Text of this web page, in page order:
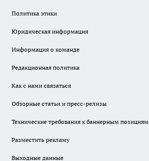
Политика этики
Юридическая информация
Информация о команде
Редакционная политика
Как с нами связаться
Обзорные статьи и пресс-релизы
Технические требования к баннерным позициям
Разместить рекламу
Выходные данные